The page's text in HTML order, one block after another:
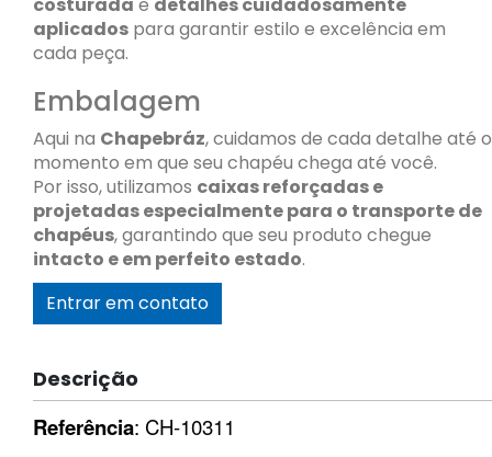
costurada e detalhes cuidadosamente
aplicados para garantir estilo e excelência em
cada peça.
Embalagem
Aqui na Chapebráz, cuidamos de cada detalhe até o
momento em que seu chapéu chega até você.
Por isso, utilizamos caixas reforçadas e
projetadas especialmente para o transporte de
chapéus, garantindo que seu produto chegue
intacto e em perfeito estado.
Entrar em contato
Descrição
Referência: CH-10311